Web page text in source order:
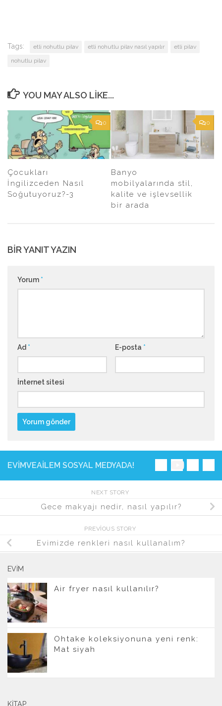
Tags: etli nohutlu pilav etli nohutlu pilav nasıl yapılır
etli pilav
nohutlu pilav
YOU MAY ALSO LIKE...
0
Çocukları
İngilizceden Nasıl
Soğutuyoruz?-3
0
Banyo
mobilyalarında stil,
kalite ve işlevsellik
bir arada
BIR YANIT YAZIN
Yorum *
Ad * E-posta *
İnternet sitesi
EVIMVEAILEM SOSYAL MEDYADA!
NEXT STORY
Gece makyajı nedir, nasıl yapılır?
PREVIOUS STORY
Evimizde renkleri nasıl kullanalım?
EVIM
Air fryer nasıl kullanılır?
Ohtake koleksiyonuna yeni renk:
Mat siyah
KITAP